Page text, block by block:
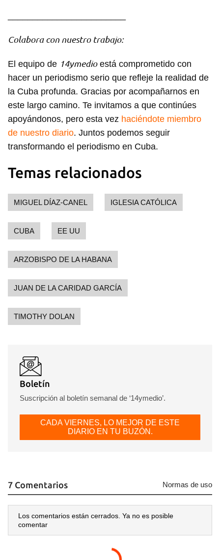
INICIAR SESIÓN
Colabora con nuestro trabajo:
El equipo de 14ymedioestá comprometido con
hacer un periodismo serio que refleje la realidad de
la Cuba profunda. Gracias por acompañarnos en
este largo camino. Te invitamos a que continúes
apoyándonos, pero esta vez haciéndote miembro
de nuestro diario. Juntos podemos seguir
transformando el periodismo en Cuba.
Temas relacionados
MIGUEL DÍAZ-CANEL IGLESIA CATÓLICA
CUBA EE UU
ARZOBISPO DE LA HABANA
JUAN DE LA CARIDAD GARCÍA
TIMOTHY DOLAN
Boletín
Suscripción al boletín semanal de ‘14ymedio’.
CADA VIERNES, LO MEJOR DE ESTE
DIARIO EN TU BUZÓN.
7 Comentarios Normas de uso
Los comentarios están cerrados. Ya no es posible
comentar